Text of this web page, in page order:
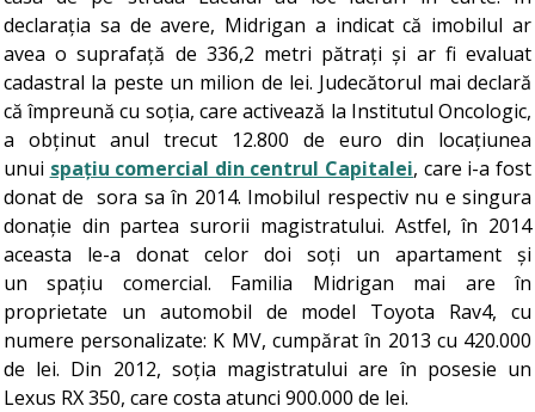
declarația sa de avere, Midrigan a indicat că imobilul ar
avea o suprafață de 336,2 metri pătrați și ar fi evaluat
cadastral la peste un milion de lei. Judecătorul mai declară
că împreună cu soția, care activează la Institutul Oncologic,
a obținut anul trecut 12.800 de euro din locațiunea
unui spațiu comercial din centrul Capitalei, care i-a fost
donat de sora sa în 2014. Imobilul respectiv nu e singura
donație din partea surorii magistratului. Astfel, în 2014
aceasta le-a donat celor doi soți un apartament și
un spațiu comercial. Familia Midrigan mai are în
proprietate un automobil de model Toyota Rav4, cu
numere personalizate: K MV, cumpărat în 2013 cu 420.000
de lei. Din 2012, soția magistratului are în posesie un
Lexus RX 350, care costa atunci 900.000 de lei.